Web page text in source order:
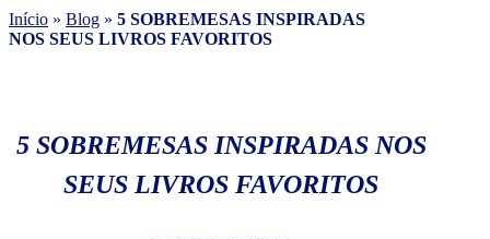
Início » Blog » 5 SOBREMESAS INSPIRADAS
NOS SEUS LIVROS FAVORITOS
5 SOBREMESAS INSPIRADAS NOS
SEUS LIVROS FAVORITOS